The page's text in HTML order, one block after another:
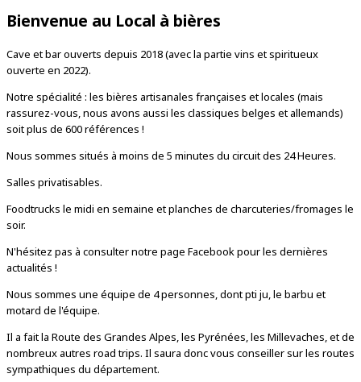
Bienvenue au Local à bières
Cave et bar ouverts depuis 2018 (avec la partie vins et spiritueux
ouverte en 2022).
Notre spécialité : les bières artisanales françaises et locales (mais
rassurez-vous, nous avons aussi les classiques belges et allemands)
soit plus de 600 références !
Nous sommes situés à moins de 5 minutes du circuit des 24 Heures.
Salles privatisables.
Foodtrucks le midi en semaine et planches de charcuteries/fromages le
soir.
N'hésitez pas à consulter notre page Facebook pour les dernières
actualités !
Nous sommes une équipe de 4 personnes, dont pti ju, le barbu et
motard de l'équipe.
Il a fait la Route des Grandes Alpes, les Pyrénées, les Millevaches, et de
nombreux autres road trips. Il saura donc vous conseiller sur les routes
sympathiques du département.